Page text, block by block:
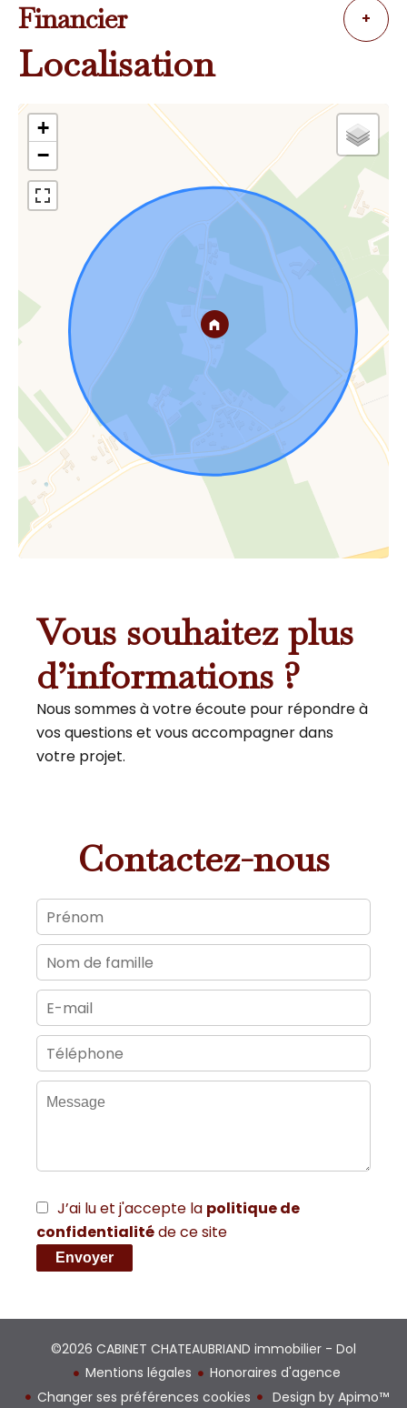
Financier +
Localisation
+
−
Vous souhaitez plus
d’informations ?
Nous sommes à votre écoute pour répondre à
vos questions et vous accompagner dans
votre projet.
Contactez-nous
J’ai lu et j'accepte la politique de
confidentialitéde ce site
Envoyer
©2026 CABINET CHATEAUBRIAND immobilier - Dol
Mentions légales
Honoraires d'agence
Changer ses préférences cookies
Design by Apimo™